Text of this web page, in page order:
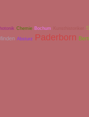
Chemie Bochum
Absturz Paderborn